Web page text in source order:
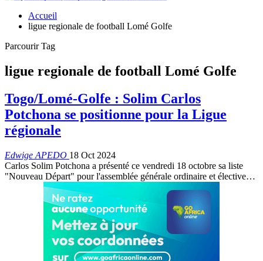
Accueil
ligue regionale de football Lomé Golfe
Parcourir Tag
ligue regionale de football Lomé Golfe
Togo/Lomé-Golfe : Solim Carlos
Potchona se positionne pour la Ligue
régionale
Edwige APEDO 18 Oct 2024
Carlos Solim Potchona a présenté ce vendredi 18 octobre sa liste
"Nouveau Départ" pour l'assemblée générale ordinaire et élective…